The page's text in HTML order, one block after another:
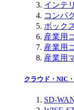
インテ
コンパ
ボック
産業用
産業用
産業用
クラウド・NIC
SD-